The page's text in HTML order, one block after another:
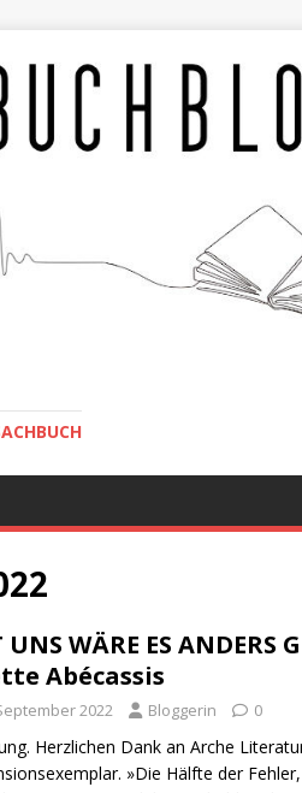
WÄRE ES ANDERS
Abécassis
2022 Bloggerin 0
Herzlichen Dank an Arche
»Die Hälfte der